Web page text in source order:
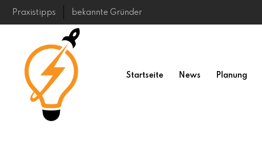
Skip
Praxistipps bekannte Gründer
Startseite News Planung